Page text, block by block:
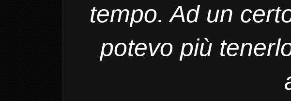
tempo. Ad un
potevo più